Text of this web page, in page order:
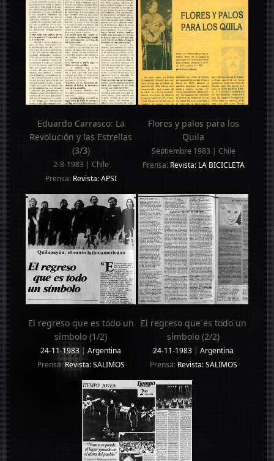
Eduardo Carrasco: La
Revolución y las Estrellas
(3/3)
2-8-1983 | Chile
Prensa:Revista: APSI
Flores y palos para los
Quila
Septiembre 1983 | Chile
Prensa:Revista: LA BICICLETA
El regreso que es todo un
símbolo (1/2)
24-11-1983| Argentina
Prensa:Revista: SALIMOS
El regreso que es todo un
símbolo (2/2)
24-11-1983|Argentina
Prensa: Revista: SALIMOS